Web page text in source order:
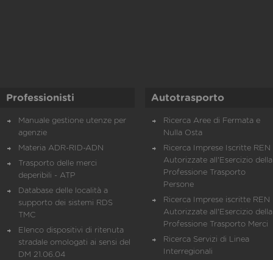
Professionisti
Manuale gestione utenze per
agenzie
Materia ADR-RID-ADN
Trasporto delle merci
deperibili - ATP
Database delle località a
supporto dei sistemi RDS
TMC
Elenco dispositivi di ritenuta
stradale omologati ai sensi del
DM 21.06.04
Autotrasporto
Ricerca Aree di Fermata e
Nulla Osta
Ricerca Imprese Iscritte REN
Autorizzate all'Esercizio della
Professione Trasporto
Persone
Ricerca Imprese iscritte REN
Autorizzate all'Esercizio della
Professione Trasporto Merci
Ricerca Servizi di Linea
Interregionali